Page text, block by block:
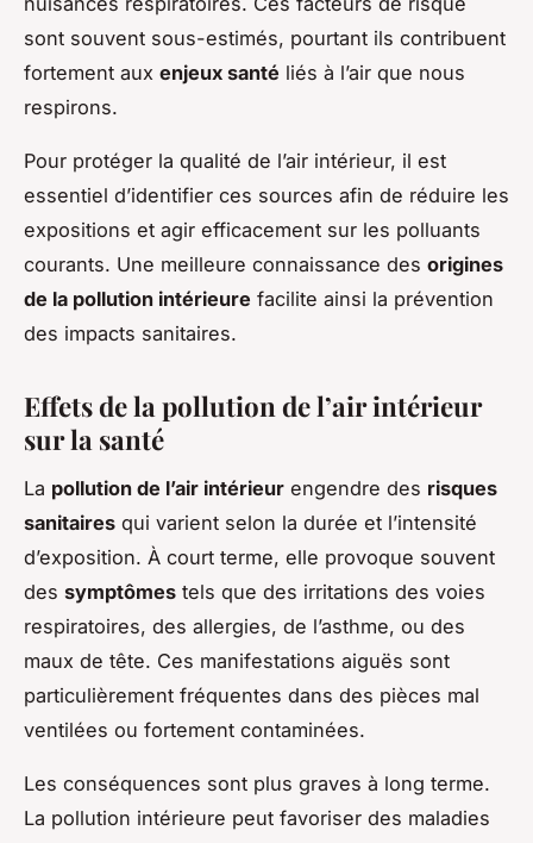
sont souvent sous-estimés, pourtant ils contribuent
fortement aux enjeux santé liés à l’air que nous
respirons.
Pour protéger la qualité de l’air intérieur, il est
essentiel d’identifier ces sources afin de réduire les
expositions et agir efficacement sur les polluants
courants. Une meilleure connaissance des origines
de la pollution intérieure facilite ainsi la prévention
des impacts sanitaires.
Effets de la pollution de l’air intérieur
sur la santé
La pollution de l’air intérieur engendre des risques
sanitaires qui varient selon la durée et l’intensité
d’exposition. À court terme, elle provoque souvent
des symptômes tels que des irritations des voies
respiratoires, des allergies, de l’asthme, ou des
maux de tête. Ces manifestations aiguës sont
particulièrement fréquentes dans des pièces mal
ventilées ou fortement contaminées.
Les conséquences sont plus graves à long terme.
La pollution intérieure peut favoriser des maladies